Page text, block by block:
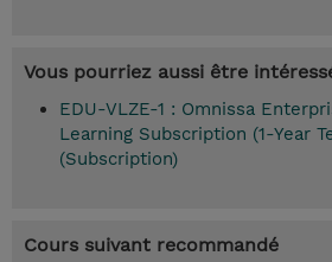
Vous pourriez aussi être
EDU-VLZE-1 : Omnissa
Learning Subscription (1-Year
(Subscription)
Cours suivant recommandé